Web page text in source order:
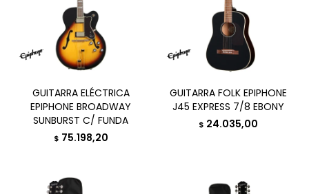
GUITARRA ELÉCTRICA
EPIPHONE BROADWAY
SUNBURST C/ FUNDA
$ 75.198,20
GUITARRA FOLK EPIPHONE
J45 EXPRESS 7/8 EBONY
$ 24.035,00